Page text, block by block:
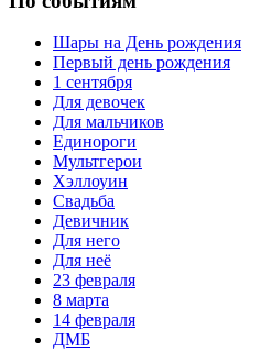
Шары на День рождения
Первый день рождения
1 сентября
Для девочек
Для мальчиков
Единороги
Мультгерои
Хэллоуин
Свадьба
Девичник
Для него
Для неё
23 февраля
8 марта
14 февраля
ДМБ